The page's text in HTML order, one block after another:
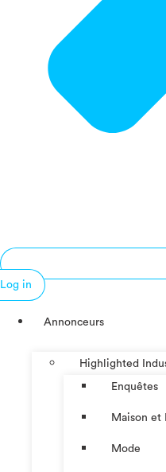
Log in
Annonceurs
Highlighted
Enquêtes
Maison et
Mode